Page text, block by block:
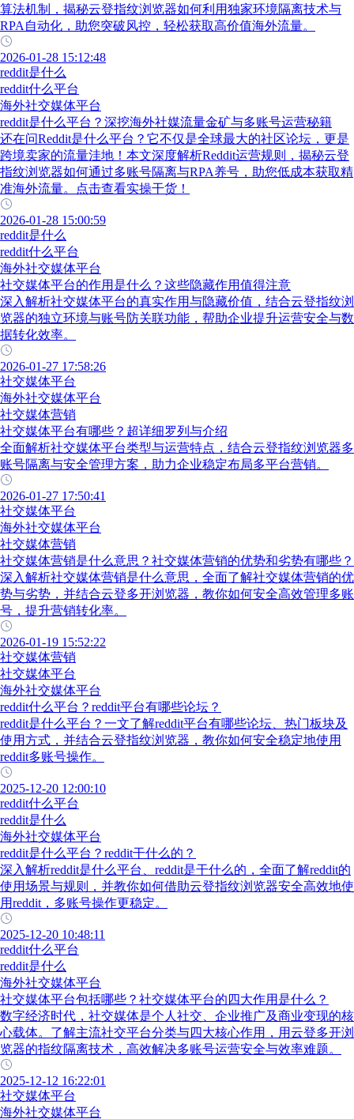
算法机制，揭秘云登指纹浏览器如何利用独家环境隔离技术与
RPA自动化，助您突破风控，轻松获取高价值海外流量。
2026-01-28 15:12:48
reddit是什么
reddit什么平台
海外社交媒体平台
reddit是什么平台？深挖海外社媒流量金矿与多账号运营秘籍
还在问Reddit是什么平台？它不仅是全球最大的社区论坛，更是
跨境卖家的流量洼地！本文深度解析Reddit运营规则，揭秘云登
指纹浏览器如何通过多账号隔离与RPA养号，助您低成本获取精
准海外流量。点击查看实操干货！
2026-01-28 15:00:59
reddit是什么
reddit什么平台
海外社交媒体平台
社交媒体平台的作用是什么？这些隐藏作用值得注意
深入解析社交媒体平台的真实作用与隐藏价值，结合云登指纹浏
览器的独立环境与账号防关联功能，帮助企业提升运营安全与数
据转化效率。
2026-01-27 17:58:26
社交媒体平台
海外社交媒体平台
社交媒体营销
社交媒体平台有哪些？超详细罗列与介绍
全面解析社交媒体平台类型与运营特点，结合云登指纹浏览器多
账号隔离与安全管理方案，助力企业稳定布局多平台营销。
2026-01-27 17:50:41
社交媒体平台
海外社交媒体平台
社交媒体营销
社交媒体营销是什么意思？社交媒体营销的优势和劣势有哪些？
深入解析社交媒体营销是什么意思，全面了解社交媒体营销的优
势与劣势，并结合云登多开浏览器，教你如何安全高效管理多账
号，提升营销转化率。
2026-01-19 15:52:22
社交媒体营销
社交媒体平台
海外社交媒体平台
reddit什么平台？reddit平台有哪些论坛？
reddit是什么平台？一文了解reddit平台有哪些论坛、热门板块及
使用方式，并结合云登指纹浏览器，教你如何安全稳定地使用
reddit多账号操作。
2025-12-20 12:00:10
reddit什么平台
reddit是什么
海外社交媒体平台
reddit是什么平台？reddit干什么的？
深入解析reddit是什么平台、reddit是干什么的，全面了解reddit的
使用场景与规则，并教你如何借助云登指纹浏览器安全高效地使
用reddit，多账号操作更稳定。
2025-12-20 10:48:11
reddit什么平台
reddit是什么
海外社交媒体平台
社交媒体平台包括哪些？社交媒体平台的四大作用是什么？
数字经济时代，社交媒体是个人社交、企业推广及商业变现的核
心载体。了解主流社交平台分类与四大核心作用，用云登多开浏
览器的指纹隔离技术，高效解决多账号运营安全与效率难题。
2025-12-12 16:22:01
社交媒体平台
海外社交媒体平台